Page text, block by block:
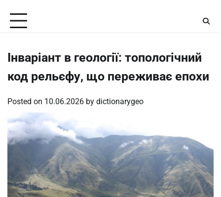
content
Інваріант в геології: топологічний
код рельєфу, що переживає епохи
Posted on 10.06.2026 by dictionarygeo